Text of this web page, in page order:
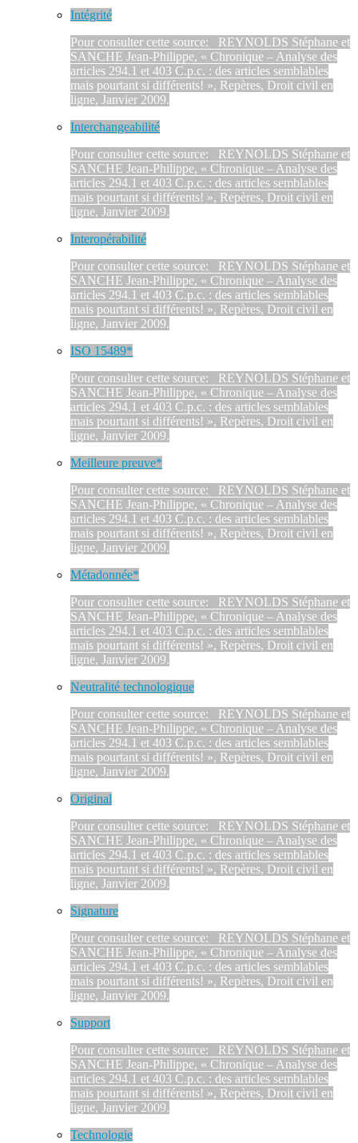
Intégrité
Pour consulter cette source: REYNOLDS Stéphane et
SANCHE Jean-Philippe, « Chronique – Analyse des
articles 294.1 et 403 C.p.c. : des articles semblables
mais pourtant si différents! », Repères, Droit civil en
ligne, Janvier 2009.
Interchangeabilité
Pour consulter cette source: REYNOLDS Stéphane et
SANCHE Jean-Philippe, « Chronique – Analyse des
articles 294.1 et 403 C.p.c. : des articles semblables
mais pourtant si différents! », Repères, Droit civil en
ligne, Janvier 2009.
Interopérabilité
Pour consulter cette source: REYNOLDS Stéphane et
SANCHE Jean-Philippe, « Chronique – Analyse des
articles 294.1 et 403 C.p.c. : des articles semblables
mais pourtant si différents! », Repères, Droit civil en
ligne, Janvier 2009.
ISO 15489*
Pour consulter cette source: REYNOLDS Stéphane et
SANCHE Jean-Philippe, « Chronique – Analyse des
articles 294.1 et 403 C.p.c. : des articles semblables
mais pourtant si différents! », Repères, Droit civil en
ligne, Janvier 2009.
Meilleure preuve*
Pour consulter cette source: REYNOLDS Stéphane et
SANCHE Jean-Philippe, « Chronique – Analyse des
articles 294.1 et 403 C.p.c. : des articles semblables
mais pourtant si différents! », Repères, Droit civil en
ligne, Janvier 2009.
Métadonnée*
Pour consulter cette source: REYNOLDS Stéphane et
SANCHE Jean-Philippe, « Chronique – Analyse des
articles 294.1 et 403 C.p.c. : des articles semblables
mais pourtant si différents! », Repères, Droit civil en
ligne, Janvier 2009.
Neutralité technologique
Pour consulter cette source: REYNOLDS Stéphane et
SANCHE Jean-Philippe, « Chronique – Analyse des
articles 294.1 et 403 C.p.c. : des articles semblables
mais pourtant si différents! », Repères, Droit civil en
ligne, Janvier 2009.
Original
Pour consulter cette source: REYNOLDS Stéphane et
SANCHE Jean-Philippe, « Chronique – Analyse des
articles 294.1 et 403 C.p.c. : des articles semblables
mais pourtant si différents! », Repères, Droit civil en
ligne, Janvier 2009.
Signature
Pour consulter cette source: REYNOLDS Stéphane et
SANCHE Jean-Philippe, « Chronique – Analyse des
articles 294.1 et 403 C.p.c. : des articles semblables
mais pourtant si différents! », Repères, Droit civil en
ligne, Janvier 2009.
Support
Pour consulter cette source: REYNOLDS Stéphane et
SANCHE Jean-Philippe, « Chronique – Analyse des
articles 294.1 et 403 C.p.c. : des articles semblables
mais pourtant si différents! », Repères, Droit civil en
ligne, Janvier 2009.
Technologie